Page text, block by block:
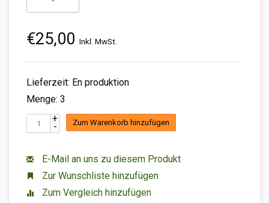
€25,00 Inkl. MwSt.
Lieferzeit: En produktion
Menge: 3
+
- Zum Warenkorb hinzufügen
E-Mail an uns zu diesem Produkt
Zur Wunschliste hinzufügen
Zum Vergleich hinzufügen